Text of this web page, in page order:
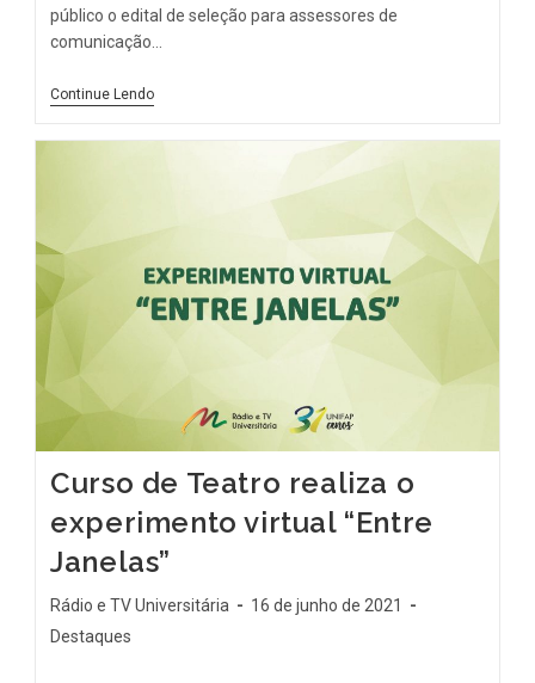
público o edital de seleção para assessores de
comunicação…
Continue Lendo
Curso de Teatro realiza o
experimento virtual “Entre
Janelas”
Rádio e TV Universitária
16 de junho de 2021
Destaques